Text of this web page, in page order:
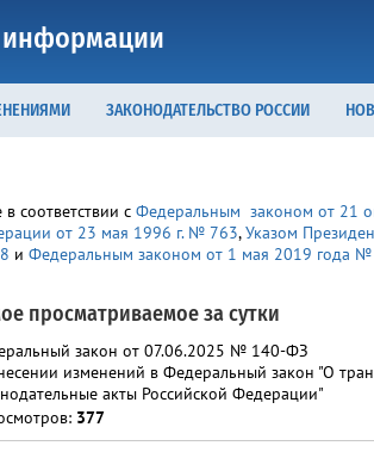
информации
ЗАКОНОДАТЕЛЬСТВО РОССИИ
соответствии с Федеральным законом от 21
от 23 мая 1996 г. № 763,Указом
и Федеральным законом от 1 мая 2019 года
просматриваемое за сутки
закон от 07.06.2025 № 140-ФЗ
изменений в Федеральный закон "О
акты Российской Федерации"
377